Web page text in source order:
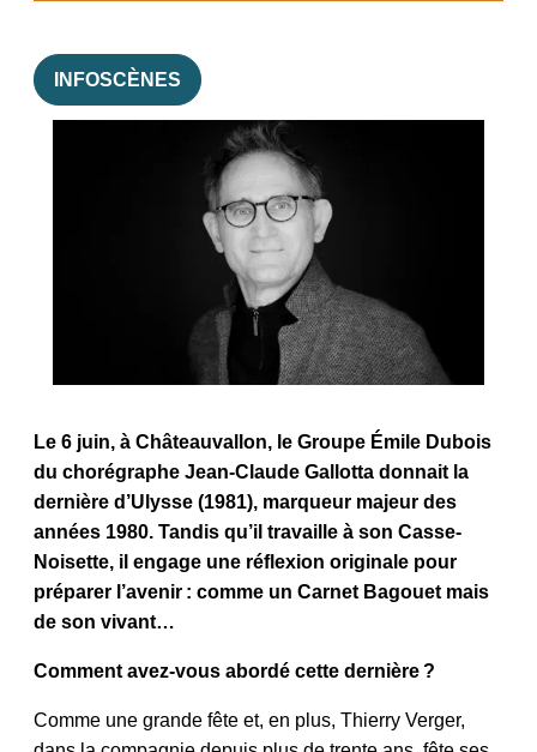
INFOSCÈNES
Le 6 juin, à Châteauvallon, le Groupe Émile Dubois
du chorégraphe Jean-Claude Gallotta donnait la
dernière d’Ulysse (1981), marqueur majeur des
années 1980. Tandis qu’il travaille à son Casse-
Noisette, il engage une réflexion originale pour
préparer l’avenir : comme un Carnet Bagouet mais
de son vivant…
Comment avez-vous abordé cette dernière ?
Comme une grande fête et, en plus, Thierry Verger,